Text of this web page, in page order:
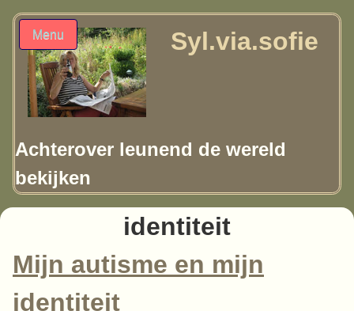
Syl.via.sofie
Achterover leunend de wereld
bekijken
Menu
identiteit
Mijn autisme en mijn
identiteit